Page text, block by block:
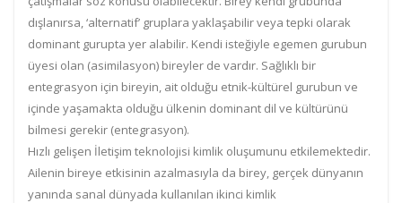
dışlanırsa, ‘alternatif’ gruplara yaklaşabilir veya tepki olarak
dominant gurupta yer alabilir. Kendi isteğiyle egemen gurubun
üyesi olan (asimilasyon) bireyler de vardır. Sağlıklı bir
entegrasyon için bireyin, ait olduğu etnik-kültürel gurubun ve
içinde yaşamakta olduğu ülkenin dominant dil ve kültürünü
bilmesi gerekir (entegrasyon).
Hızlı gelişen İletişim teknolojisi kimlik oluşumunu etkilemektedir.
Ailenin bireye etkisinin azalmasıyla da birey, gerçek dünyanın
yanında sanal dünyada kullanılan ikinci kimlik